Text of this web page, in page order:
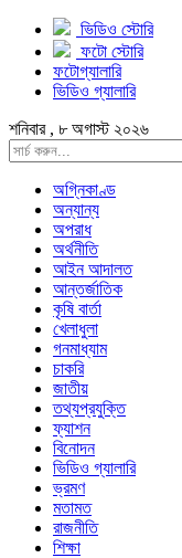
ভিডিও স্টোরি
ফটো স্টোরি
ফটোগ্যালারি
ভিডিও গ্যালারি
শনিবার , ৮ অগাস্ট ২০২৬
অগ্নিকাণ্ড
অন্যান্য
অপরাধ
অর্থনীতি
আইন আদালত
আন্তর্জাতিক
কৃষি বার্তা
খেলাধুলা
গনমাধ্যাম
চাকরি
জাতীয়
তথ্যপ্রযুক্তি
ফ্যাশন
বিনোদন
ভিডিও গ্যালারি
ভ্রমণ
মতামত
রাজনীতি
শিক্ষা